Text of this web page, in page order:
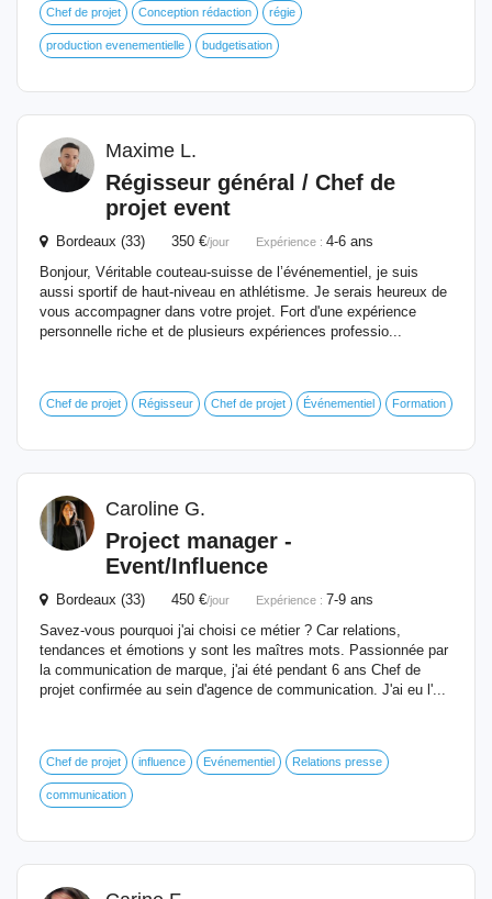
Chef de projet Conception rédaction régie
production evenementielle budgetisation
Maxime L.
Régisseur général / Chef de
projet event
Bordeaux (33) 350 €/jour Expérience : 4-6 ans
Bonjour, Véritable couteau-suisse de l’événementiel, je suis
aussi sportif de haut-niveau en athlétisme. Je serais heureux de
vous accompagner dans votre projet. Fort d'une expérience
personnelle riche et de plusieurs expériences professio...
Chef de projet Régisseur Chef de projet Événementiel Formation
Caroline G.
Project manager -
Event/Influence
Bordeaux (33) 450 €/jour Expérience : 7-9 ans
Savez-vous pourquoi j'ai choisi ce métier ? Car relations,
tendances et émotions y sont les maîtres mots. Passionnée par
la communication de marque, j'ai été pendant 6 ans Chef de
projet confirmée au sein d'agence de communication. J'ai eu l'...
Chef de projet influence Evénementiel Relations presse
communication